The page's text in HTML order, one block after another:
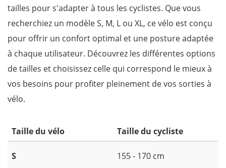
tailles pour s'adapter à tous les cyclistes. Que vous
recherchiez un modèle S, M, L ou XL, ce vélo est conçu
pour offrir un confort optimal et une posture adaptée
à chaque utilisateur. Découvrez les différentes options
de tailles et choisissez celle qui correspond le mieux à
vos besoins pour profiter pleinement de vos sorties à
vélo.
Taille du vélo Taille du cycliste
S 155 - 170 cm